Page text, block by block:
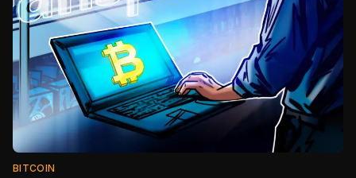
BITCOIN